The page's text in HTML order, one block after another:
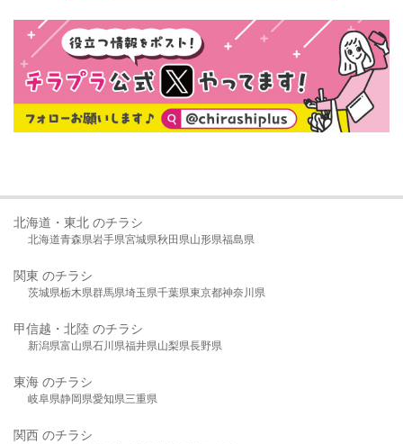
北海道・東北 のチラシ
北海道青森県岩手県宮城県秋田県山形県福島県
関東 のチラシ
茨城県栃木県群馬県埼玉県千葉県東京都神奈川県
甲信越・北陸 のチラシ
新潟県富山県石川県福井県山梨県長野県
東海 のチラシ
岐阜県静岡県愛知県三重県
関西 のチラシ